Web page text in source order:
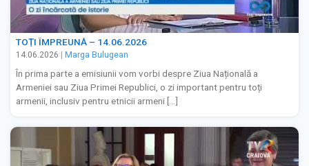
TOȚI ÎMPREUNĂ – 14.06.2026
14.06.2026 Marga Bulugean
În prima parte a emisiunii vom vorbi despre Ziua Națională a
Armeniei sau Ziua Primei Republici, o zi important pentru toți
armenii, inclusiv pentru etnicii armeni […]